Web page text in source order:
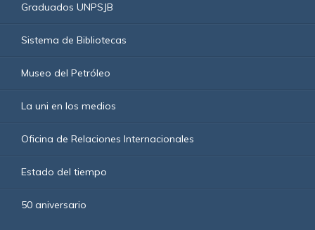
Graduados UNPSJB
Sistema de Bibliotecas
Museo del Petróleo
La uni en los medios
Oficina de Relaciones Internacionales
Estado del tiempo
50 aniversario